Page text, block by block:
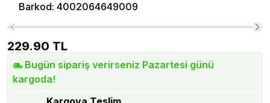
Barkod: 4002064649009
229.90 TL
Bugün sipariş verirseniz Pazartesi günü
kargoda!